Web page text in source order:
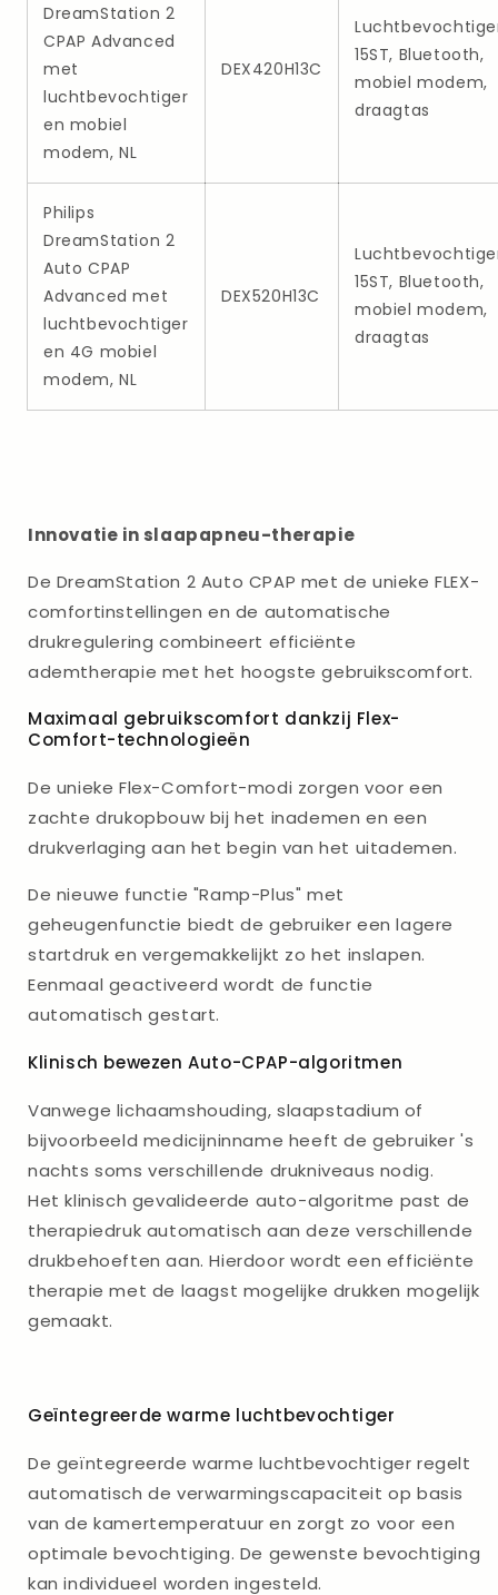
DreamStation 2
CPAP Advanced
met
luchtbevochtiger
en mobiel
modem, NL
DEX420H13C
15ST, Bluetooth,
mobiel modem,
draagtas
Philips
DreamStation 2
Auto CPAP
Advanced met
luchtbevochtiger
en 4G mobiel
modem, NL
DEX520H13C
15ST, Bluetooth,
mobiel modem,
draagtas
Innovatie in slaapapneu-therapie
De DreamStation 2 Auto CPAP met de unieke FLEX-
comfortinstellingen en de automatische
drukregulering combineert efficiënte
ademtherapie met het hoogste gebruikscomfort.
Maximaal gebruikscomfort dankzij Flex-
Comfort-technologieën
De unieke Flex-Comfort-modi zorgen voor een
zachte drukopbouw bij het inademen en een
drukverlaging aan het begin van het uitademen.
De nieuwe functie "Ramp-Plus" met
geheugenfunctie biedt de gebruiker een lagere
startdruk en vergemakkelijkt zo het inslapen.
Eenmaal geactiveerd wordt de functie
automatisch gestart.
Klinisch bewezen Auto-CPAP-algoritmen
Vanwege lichaamshouding, slaapstadium of
bijvoorbeeld medicijninname heeft de gebruiker 's
nachts soms verschillende drukniveaus nodig.
Het klinisch gevalideerde auto-algoritme past de
therapiedruk automatisch aan deze verschillende
drukbehoeften aan. Hierdoor wordt een efficiënte
therapie met de laagst mogelijke drukken mogelijk
gemaakt.
Geïntegreerde warme luchtbevochtiger
De geïntegreerde warme luchtbevochtiger regelt
automatisch de verwarmingscapaciteit op basis
van de kamertemperatuur en zorgt zo voor een
optimale bevochtiging. De gewenste bevochtiging
kan individueel worden ingesteld.